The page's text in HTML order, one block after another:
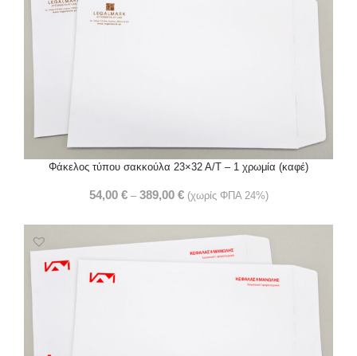
Φάκελος τύπου σακκούλα 23×32 Α/Τ – 1 χρωμία (καφέ)
54,00 € – 389,00 € (χωρίς ΦΠΑ 24%)